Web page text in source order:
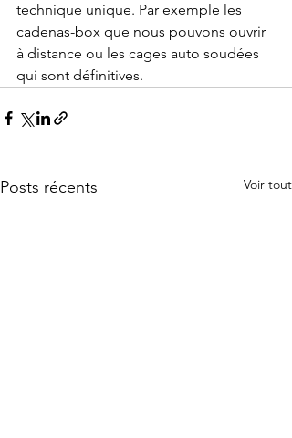
technique unique. Par exemple les
cadenas-box que nous pouvons ouvrir
à distance ou les cages auto soudées
qui sont définitives.
Posts récents Voir tout